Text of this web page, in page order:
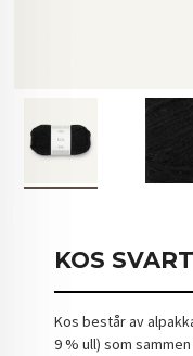
KOS
Kos består av
9 % ull) som